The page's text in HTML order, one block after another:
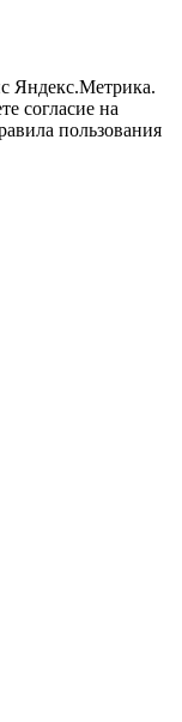
Яндекс.Метрика.
согласие на
пользования